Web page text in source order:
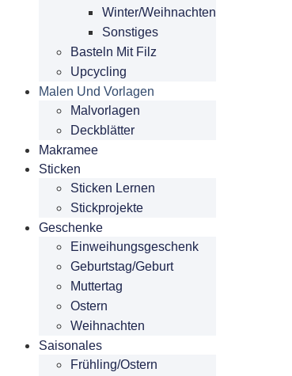
Winter/Weihnachten
Sonstiges
Basteln Mit Filz
Upcycling
Malen Und Vorlagen
Malvorlagen
Deckblätter
Makramee
Sticken
Sticken Lernen
Stickprojekte
Geschenke
Einweihungsgeschenk
Geburtstag/Geburt
Muttertag
Ostern
Weihnachten
Saisonales
Frühling/Ostern